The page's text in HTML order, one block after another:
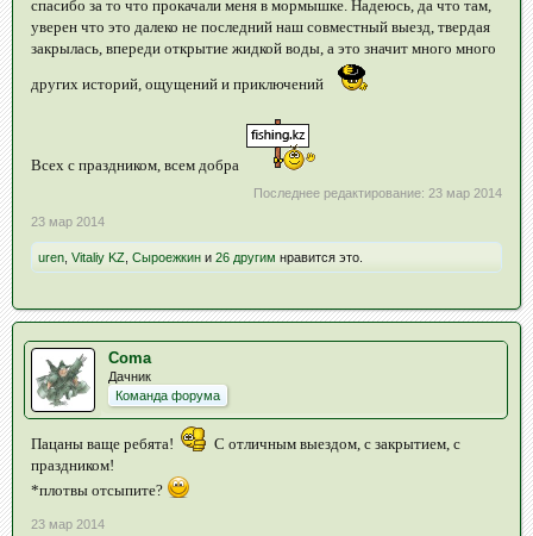
спасибо за то что прокачали меня в мормышке. Надеюсь, да что там,
уверен что это далеко не последний наш совместный выезд, твердая
закрылась, впереди открытие жидкой воды, а это значит много много
других историй, ощущений и приключений
Всех с праздником, всем добра
Последнее редактирование: 23 мар 2014
23 мар 2014
uren Vitaliy KZ Сыроежкин и 26 другим нравится это.
Coma
Дачник
Команда форума
Пацаны ваще ребята!
С отличным выездом, с закрытием, с
праздником!
*плотвы отсыпите?
23 мар 2014